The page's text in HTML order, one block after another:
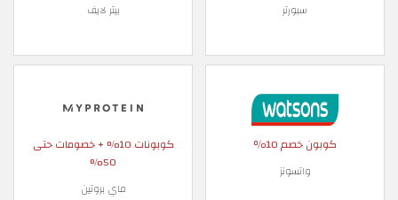
سبورتر بيتر لايف
كوبون خصم 10٪
واتسونز
كوبونات 10% + خصومات حتى
50%
ماي بروتين